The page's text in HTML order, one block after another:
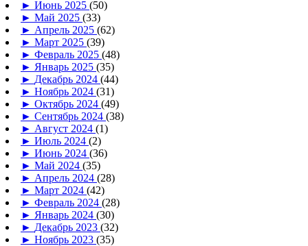
► Июнь 2025 (50)
► Май 2025 (33)
► Апрель 2025 (62)
► Март 2025 (39)
► Февраль 2025 (48)
► Январь 2025 (35)
► Декабрь 2024 (44)
► Ноябрь 2024 (31)
► Октябрь 2024 (49)
► Сентябрь 2024 (38)
► Август 2024 (1)
► Июль 2024 (2)
► Июнь 2024 (36)
► Май 2024 (35)
► Апрель 2024 (28)
► Март 2024 (42)
► Февраль 2024 (28)
► Январь 2024 (30)
► Декабрь 2023 (32)
► Ноябрь 2023 (35)